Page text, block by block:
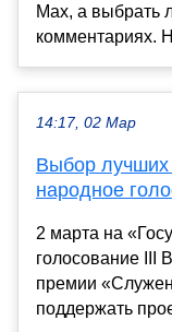
Max, а выбрать
комментариях.
14:17, 02 Мар
Выбор лучших
народное
2 марта на
голосование III
премии
поддержать